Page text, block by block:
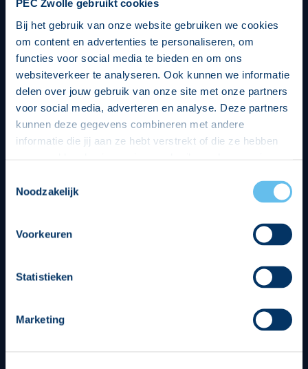
PEC Zwolle gebruikt cookies
Bij het gebruik van onze website gebruiken we cookies
om content en advertenties te personaliseren, om
functies voor social media te bieden en om ons
websiteverkeer te analyseren. Ook kunnen we informatie
delen over jouw gebruik van onze site met onze partners
voor social media, adverteren en analyse. Deze partners
kunnen deze gegevens combineren met andere
informatie die jij aan ze hebt verstrekt of die ze hebben
op een veilige en integere wijze. Je kunt je toestemming
beheren op de privacy- en cookieverklaring pagina.
Noodzakelijk
Voorkeuren
Statistieken
Marketing